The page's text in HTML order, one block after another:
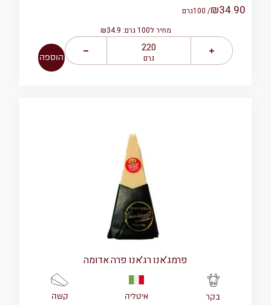
מחיר ל100 גרם: ₪34.9
₪34.90
/ 100 גרם
גרם הוספה
פרמג’אנו רג’אנו פרה אדומה
בקר איטליה קשה